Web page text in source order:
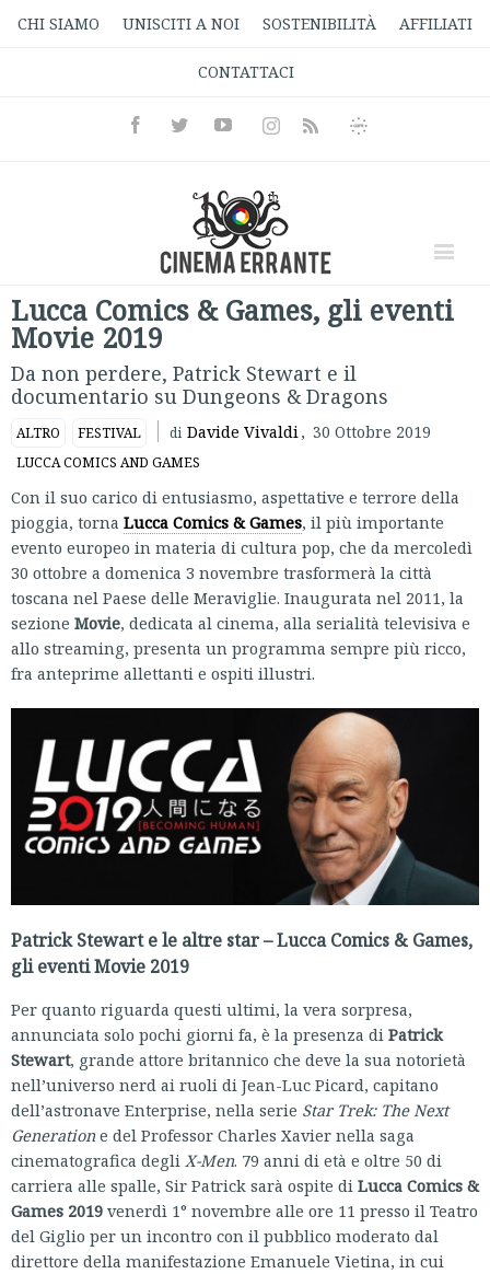
CHI SIAMO UNISCITI A NOI SOSTENIBILITÀ AFFILIATI
CONTATTACI
FacebookTwitterYoutubeInstagramRss
Informativa
Lucca Comics & Games, gli eventi
Movie 2019
Da non perdere, Patrick Stewart e il
documentario su Dungeons & Dragons
ALTRO FESTIVAL di Davide Vivaldi, 30 Ottobre 2019
LUCCA COMICS AND GAMES
Con il suo carico di entusiasmo, aspettative e terrore della
pioggia, torna Lucca Comics & Games, il più importante
evento europeo in materia di cultura pop, che da mercoledì
30 ottobre a domenica 3 novembre trasformerà la città
toscana nel Paese delle Meraviglie. Inaugurata nel 2011, la
sezione Movie, dedicata al cinema, alla serialità televisiva e
allo streaming, presenta un programma sempre più ricco,
fra anteprime allettanti e ospiti illustri.
Patrick Stewart e le altre star – Lucca Comics & Games,
gli eventi Movie 2019
Per quanto riguarda questi ultimi, la vera sorpresa,
annunciata solo pochi giorni fa, è la presenza di Patrick
Stewart, grande attore britannico che deve la sua notorietà
nell’universo nerd ai ruoli di Jean-Luc Picard, capitano
dell’astronave Enterprise, nella serie Star Trek: The Next
Generatione del Professor Charles Xavier nella saga
cinematografica degli X-Men. 79 anni di età e oltre 50 di
carriera alle spalle, Sir Patrick sarà ospite di Lucca Comics &
Games 2019 venerdì 1° novembre alle ore 11 presso il Teatro
del Giglio per un incontro con il pubblico moderato dal
direttore della manifestazione Emanuele Vietina, in cui